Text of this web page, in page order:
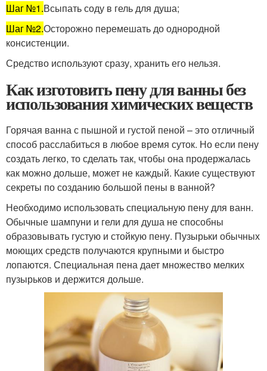
Шаг №1.Всыпать соду в гель для душа;
Шаг №2.Осторожно перемешать до однородной
консистенции.
Средство используют сразу, хранить его нельзя.
Как изготовить пену для ванны без
использования химических веществ
Горячая ванна с пышной и густой пеной – это отличный
способ расслабиться в любое время суток. Но если пену
создать легко, то сделать так, чтобы она продержалась
как можно дольше, может не каждый. Какие существуют
секреты по созданию большой пены в ванной?
Необходимо использовать специальную пену для ванн.
Обычные шампуни и гели для душа не способны
образовывать густую и стойкую пену. Пузырьки обычных
моющих средств получаются крупными и быстро
лопаются. Специальная пена дает множество мелких
пузырьков и держится дольше.